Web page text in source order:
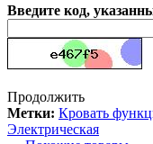
Введите код,
Продолжить
Метки: Кровать
Электрическая